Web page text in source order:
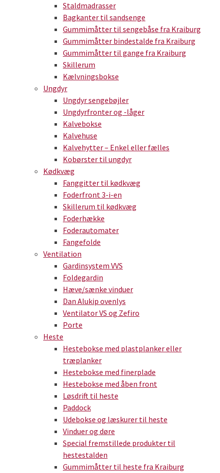
Staldmadrasser
Bagkanter til sandsenge
Gummimåtter til sengebåse fra Kraiburg
Gummimåtter bindestalde fra Kraiburg
Gummimåtter til gange fra Kraiburg
Skillerum
Kælvningsbokse
Ungdyr
Ungdyr sengebøjler
Ungdyrfronter og -låger
Kalvebokse
Kalvehuse
Kalvehytter – Enkel eller fælles
Kobørster til ungdyr
Kødkvæg
Fanggitter til kødkvæg
Foderfront 3-i-en
Skillerum til kødkvæg
Foderhække
Foderautomater
Fangefolde
Ventilation
Gardinsystem VVS
Foldegardin
Hæve/sænke vinduer
Dan Alukip ovenlys
Ventilator VS og Zefiro
Porte
Heste
Hestebokse med plastplanker eller
træplanker
Hestebokse med finerplade
Hestebokse med åben front
Løsdrift til heste
Paddock
Udebokse og læskurer til heste
Vinduer og døre
Special fremstillede produkter til
hestestalden
Gummimåtter til heste fra Kraiburg